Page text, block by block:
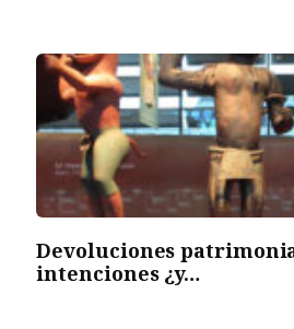
Devoluciones
intenciones ¿y…